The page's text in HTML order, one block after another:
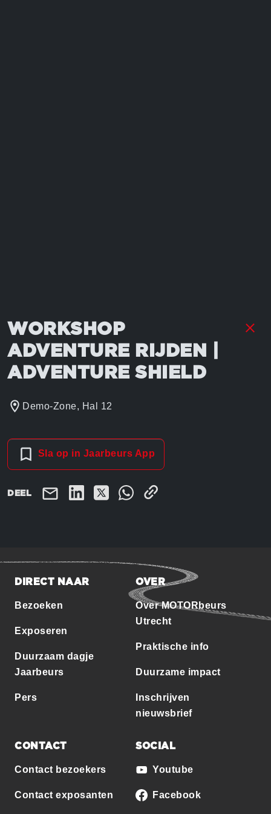
WORKSHOP
ADVENTURE RIJDEN |
ADVENTURE SHIELD
Demo-Zone, Hal 12
Sla op in Jaarbeurs App
DEEL
DIRECT NAAR
Bezoeken
Exposeren
Duurzaam dagje
Jaarbeurs
Pers
OVER
Over MOTORbeurs
Utrecht
Praktische info
Duurzame impact
Inschrijven
nieuwsbrief
CONTACT
Contact bezoekers
Contact exposanten
SOCIAL
Youtube
Facebook